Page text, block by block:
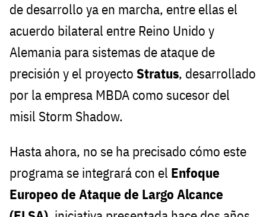
de desarrollo ya en marcha, entre ellas el
acuerdo bilateral entre Reino Unido y
Alemania para sistemas de ataque de
precisión y el proyecto Stratus, desarrollado
por la empresa MBDA como sucesor del
misil Storm Shadow.
Hasta ahora, no se ha precisado cómo este
programa se integrará con el Enfoque
Europeo de Ataque de Largo Alcance